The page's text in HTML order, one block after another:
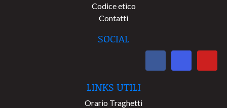
Codice etico
Contatti
SOCIAL
LINKS UTILI
Orario Traghetti